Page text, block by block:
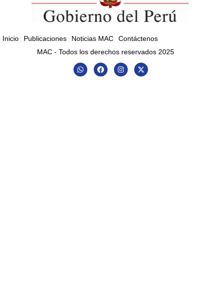
Inicio Publicaciones Noticias MAC
Contáctenos
MAC - Todos los derechos reservados 2025